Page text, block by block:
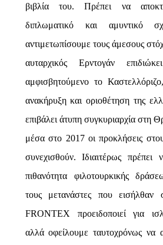
βιβλία του. Πρέπει να
διπλωματικό και αμυντικό
αντιμετωπίσουμε τους άμεσους
αυταρχικός Ερντογάν
αμφισβητούμενο το
ανακήρυξη και οριοθέτηση της
επιβάλει άτυπη συγκυριαρχία στη
μέσα στο 2017 οι προκλήσεις
συνεχισθούν. Ιδιαιτέρως
πιθανότητα φιλοτουρκικής
τους μετανάστες που
FRONTEX προειδοποιεί για
αλλά οφείλουμε ταυτοχρόνως να